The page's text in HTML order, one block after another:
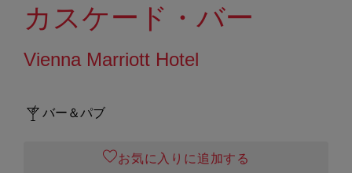
カスケード・バー
Vienna Marriott Hotel
バー＆パブ
お気に入りに追加する